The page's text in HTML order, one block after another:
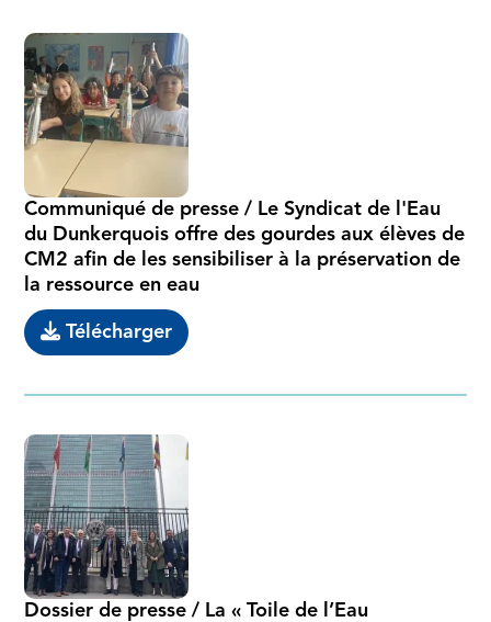
Communiqué de presse / Le Syndicat de l'Eau
du Dunkerquois offre des gourdes aux élèves de
CM2 afin de les sensibiliser à la préservation de
la ressource en eau
Télécharger
Dossier de presse / La « Toile de l’Eau